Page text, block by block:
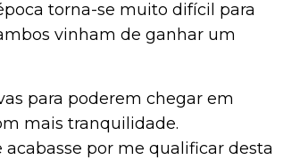
torna-se muito difícil para
vinham de ganhar um
para poderem chegar em
mais tranquilidade.
por me qualificar desta